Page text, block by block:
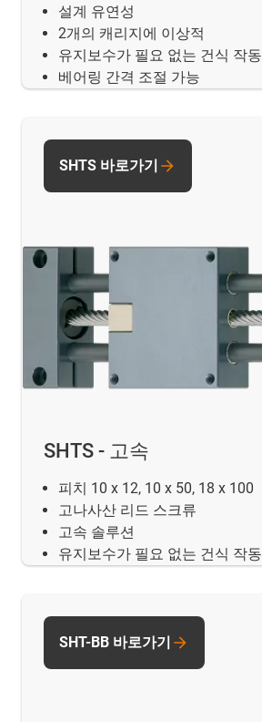
설계 유연성
2개의 캐리지에 이상적
유지보수가 필요 없는 건식 작동
베어링 간격 조절 가능
SHTS - 고속
피치 10 x 12, 10 x 50, 18 x 100
고나사산 리드 스크류
고속 솔루션
유지보수가 필요 없는 건식 작동
SHTS 바로가기
SHT-BB 바로가기